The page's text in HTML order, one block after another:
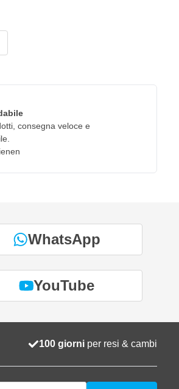
consegna veloce e
WhatsApp
YouTube
100 giorni per resi & cambi